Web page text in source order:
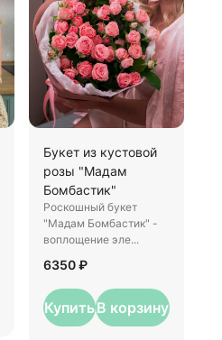
Букет из кустовой
розы "Мадам
Бомбастик"
Роскошный букет
"Мадам Бомбастик" -
воплощение эле...
6350 ₽
КупитьВ корзину